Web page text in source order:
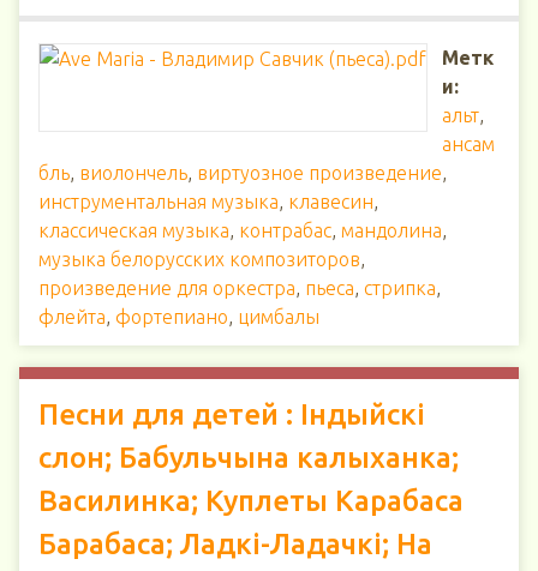
Метк
и:
альт,
ансам
бль, виолончель, виртуозное произведение,
инструментальная музыка, клавесин,
классическая музыка, контрабас, мандолина,
музыка белорусских композиторов,
произведение для оркестра, пьеса, стрипка,
флейта, фортепиано, цимбалы
Песни для детей : Індыйскі
слон; Бабульчына калыханка;
Василинка; Куплеты Карабаса
Барабаса; Ладкі-Ладачкі; На